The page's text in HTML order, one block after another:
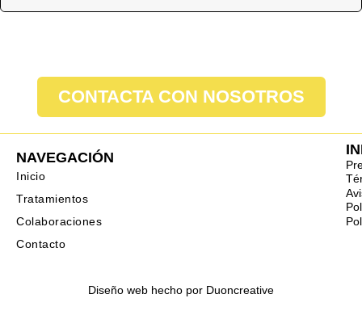
CONTACTA CON NOSOTROS
NAVEGACIÓN
Inicio
Tratamientos
Colaboraciones
Contacto
Diseño web hecho por Duoncreative